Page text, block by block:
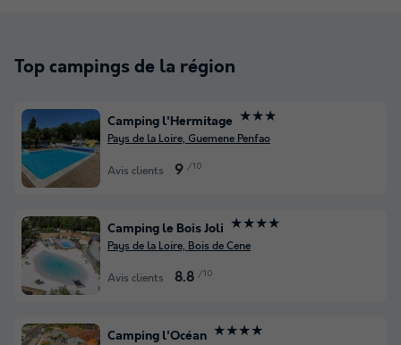
Top campings de la région
Camping l'Hermitage ★★★
Pays de la Loire, Guemene Penfao
Avis clients 9 /10
Camping le Bois Joli ★★★★
Pays de la Loire, Bois de Cene
Avis clients 8.8 /10
Camping l'Océan ★★★★